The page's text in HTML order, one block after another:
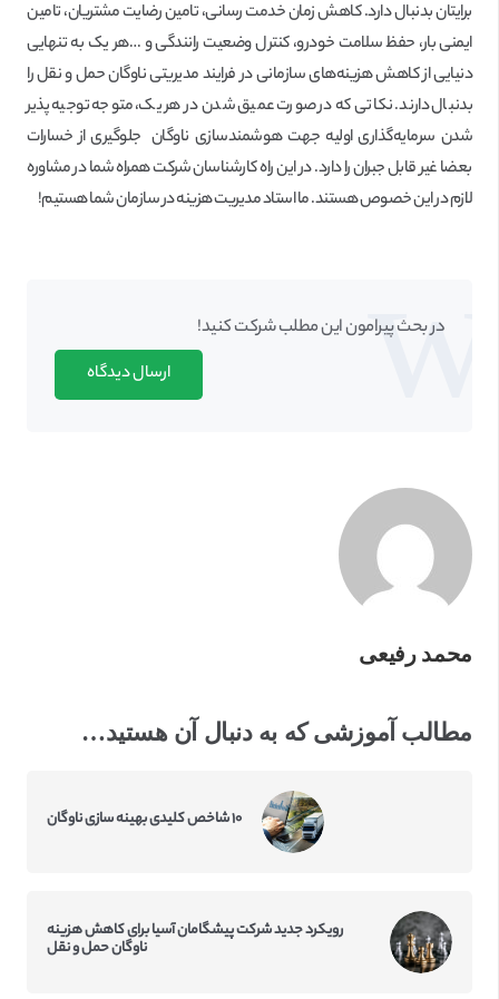
برایتان بدنبال دارد. کاهش زمان خدمت رسانی، تامین رضایت مشتریان، تامین
ایمنی بار، حفظ سلامت خودرو، کنترل وضعیت رانندگی و …هر یک به تنهایی
دنیایی از کاهش هزینه‌های سازمانی در فرایند مدیریتی ناوگان حمل و نقل را
بدنبال دارند. نکاتی که در صورت عمیق شدن در هر یک، متوجه توجیه پذیر
شدن سرمایه‌گذاری اولیه جهت هوشمندسازی ناوگان جلوگیری از خسارات
بعضا غیر قابل جبران را دارد. در این راه کارشناسان شرکت همراه شما در مشاوره
لازم در این خصوص هستند. ما استاد مدیریت هزینه در سازمان شما هستیم!
در بحث‌‌ پیرامون این مطلب شرکت کنید!
ارسال دیدگاه
محمد رفیعی
مطالب آموزشی که به دنبال آن هستید…
۱۰ شاخص کلیدی بهینه سازی ناوگان
رویکرد جدید شرکت پیشگامان آسیا برای کاهش هزینه
ناوگان حمل و نقل